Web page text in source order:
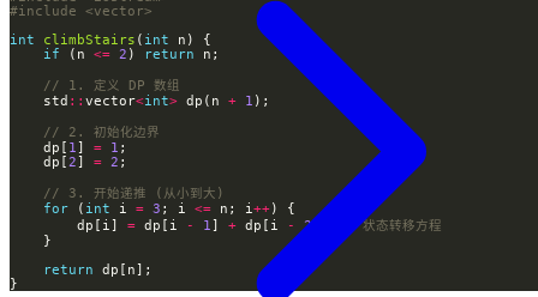
#include
<vector>
int
climbStairs ( int
if (n <= 2 ) return
    std
:: vector<int> dp(n + 1
    dp[
1 ] = 1
    dp[
2] = 2
for ( int i = 3 ; i <= n; i ++
        dp[i]
= dp[i - 1 ] + dp[i - 2];
return
}